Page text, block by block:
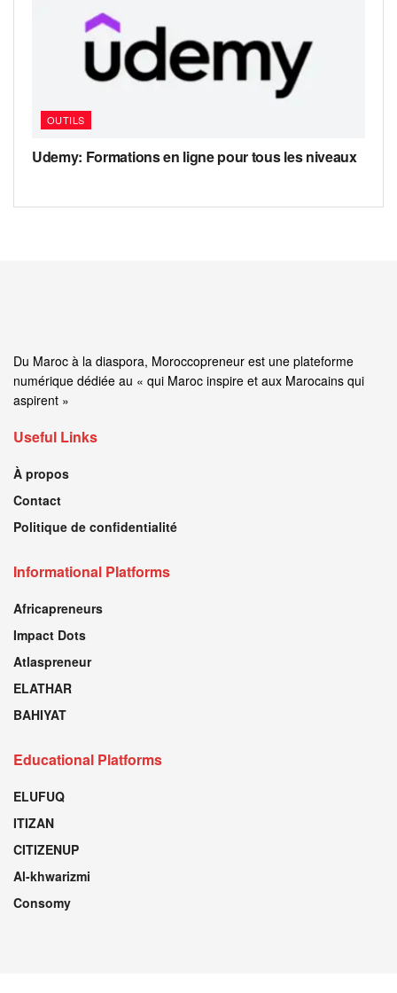
OUTILS
Udemy: Formations en ligne pour tous les niveaux
Du Maroc à la diaspora, Moroccopreneur est une plateforme
numérique dédiée au « qui Maroc inspire et aux Marocains qui
aspirent »
Useful Links
À propos
Contact
Politique de confidentialité
Informational Platforms
Africapreneurs
Impact Dots
Atlaspreneur
ELATHAR
BAHIYAT
Educational Platforms
ELUFUQ
ITIZAN
CITIZENUP
Al-khwarizmi
Consomy